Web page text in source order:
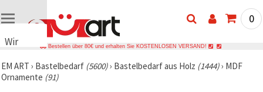
Wir
Cookies
🍪 Wir
0
Bestellen über 80€ und erhalten Sie KOSTENLOSEN VERSAND!
EM ART › Bastelbedarf (5600)› Bastelbedarf aus Holz (1444)› MDF
Ornamente (91)